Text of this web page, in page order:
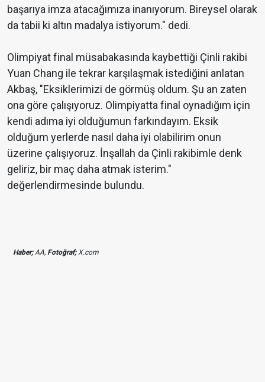
başarıya imza atacağımıza inanıyorum. Bireysel olarak
da tabii ki altın madalya istiyorum." dedi.
Olimpiyat final müsabakasında kaybettiği Çinli rakibi
Yuan Chang ile tekrar karşılaşmak istediğini anlatan
Akbaş, "Eksiklerimizi de görmüş oldum. Şu an zaten
ona göre çalışıyoruz. Olimpiyatta final oynadığım için
kendi adıma iyi olduğumun farkındayım. Eksik
olduğum yerlerde nasıl daha iyi olabilirim onun
üzerine çalışıyoruz. İnşallah da Çinli rakibimle denk
geliriz, bir maç daha atmak isterim."
değerlendirmesinde bulundu.
Haber;AA, Fotoğraf;X.com